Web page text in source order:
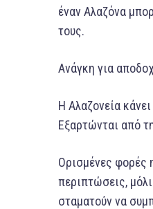
έναν Αλαζόνα
τους.
Ανάγκη για
Η Αλαζονεία
Εξαρτώνται από
Ορισμένες φορές
περιπτώσεις,
σταματούν να